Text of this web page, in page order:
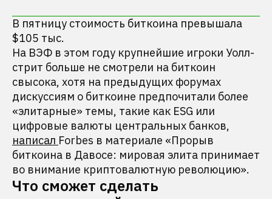
В пятницу стоимость биткоина превышала
$105 тыс.
На ВЭФ в этом году крупнейшие игроки Уолл-
стрит больше не смотрели на биткоин
свысока, хотя на предыдущих форумах
дискуссиям о биткоине предпочитали более
«элитарные» темы, такие как ESG или
цифровые валюты центральных банков,
написал Forbes в материале «Прорыв
биткоина в Давосе: мировая элита принимает
во внимание криптовалютную революцию».
Что сможет сделать